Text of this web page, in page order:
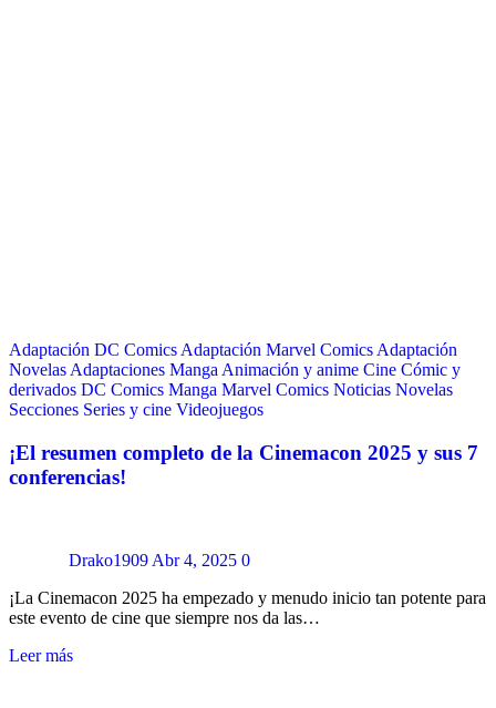
Adaptación DC Comics Adaptación Marvel Comics Adaptación
Novelas Adaptaciones Manga Animación y anime Cine Cómic y
derivados DC Comics Manga Marvel Comics Noticias Novelas
Secciones Series y cine Videojuegos
¡El resumen completo de la Cinemacon 2025 y sus 7
conferencias!
Drako1909 Abr 4, 2025 0
¡La Cinemacon 2025 ha empezado y menudo inicio tan potente para
este evento de cine que siempre nos da las…
Leer más